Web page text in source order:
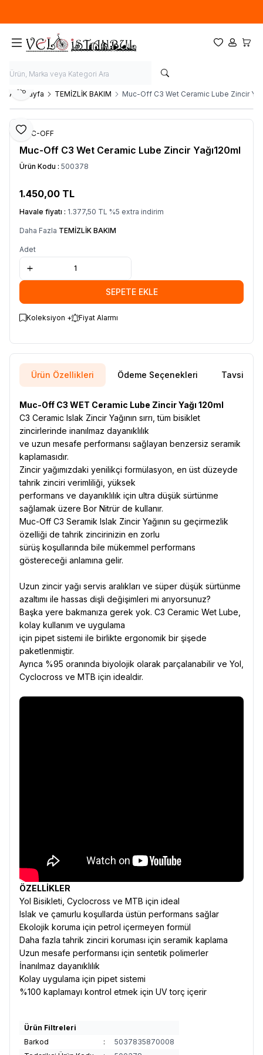
Favorilerim
Hesabım
Ana Sayfa TEMİZLİK BAKIM Muc-Off C3 Wet Ceramic Lube Zincir
Favoriye Ekle
Paylaş
MUC-OFF
Muc-Off C3 Wet Ceramic Lube Zincir Yağı120ml
Ürün Kodu : 500378
1.450,00 TL
Havale fiyatı : 1.377,50 TL %5 extra indirim
Daha Fazla TEMİZLİK BAKIM
Adet
SEPETE EKLE
Koleksiyon + Fiyat Alarmı
Ürün Özellikleri Ödeme Seçenekleri Tavsiye Et
Muc-Off C3 WET Ceramic Lube Zincir Yağı 120ml
C3 Ceramic Islak Zincir Yağının sırrı, tüm bisiklet
zincirlerinde inanılmaz dayanıklılık
ve uzun mesafe performansı sağlayan benzersiz seramik
kaplamasıdır.
Zincir yağımızdaki yenilikçi formülasyon, en üst düzeyde
tahrik zinciri verimliliği, yüksek
performans ve dayanıklılık için ultra düşük sürtünme
sağlamak üzere Bor Nitrür de kullanır.
Muc-Off C3 Seramik Islak Zincir Yağının su geçirmezlik
özelliği de tahrik zincirinizin en zorlu
sürüş koşullarında bile mükemmel performans
göstereceği anlamına gelir.
Uzun zincir yağı servis aralıkları ve süper düşük sürtünme
azaltımı ile hassas dişli değişimleri mi arıyorsunuz?
Başka yere bakmanıza gerek yok. C3 Ceramic Wet Lube,
kolay kullanım ve uygulama
için pipet sistemi ile birlikte ergonomik bir şişede
paketlenmiştir.
Ayrıca %95 oranında biyolojik olarak parçalanabilir ve Yol,
Cyclocross ve MTB için idealdir.
ÖZELLİKLER
Yol Bisikleti, Cyclocross ve MTB için ideal
Islak ve çamurlu koşullarda üstün performans sağlar
Ekolojik koruma için petrol içermeyen formül
Daha fazla tahrik zinciri koruması için seramik kaplama
Uzun mesafe performansı için sentetik polimerler
İnanılmaz dayanıklılık
Kolay uygulama için pipet sistemi
%100 kaplamayı kontrol etmek için UV torç içerir
Ürün Filtreleri
Barkod
:
5037835870008